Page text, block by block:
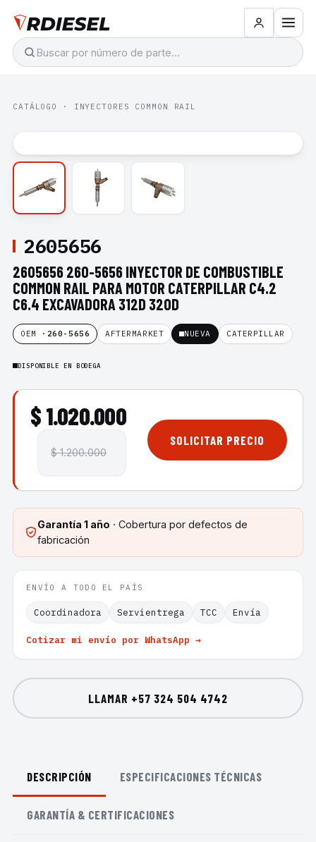
CATÁLOGO · INYECTORES COMMON RAIL
2605656
2605656 260-5656 INYECTOR DE COMBUSTIBLE
COMMON RAIL PARA MOTOR CATERPILLAR C4.2
C6.4 EXCAVADORA 312D 320D
OEM · 260-5656 AFTERMARKET NUEVA CATERPILLAR
DISPONIBLE EN BODEGA
$ 1.020.000
$ 1.200.000
SOLICITAR PRECIO
Garantía 1 año · Cobertura por defectos de
fabricación
ENVÍO A TODO EL PAÍS
Coordinadora Servientrega TCC Envía
Cotizar mi envío por WhatsApp →
LLAMAR +57 324 504 4742
DESCRIPCIÓN ESPECIFICACIONES TÉCNICAS
GARANTÍA & CERTIFICACIONES